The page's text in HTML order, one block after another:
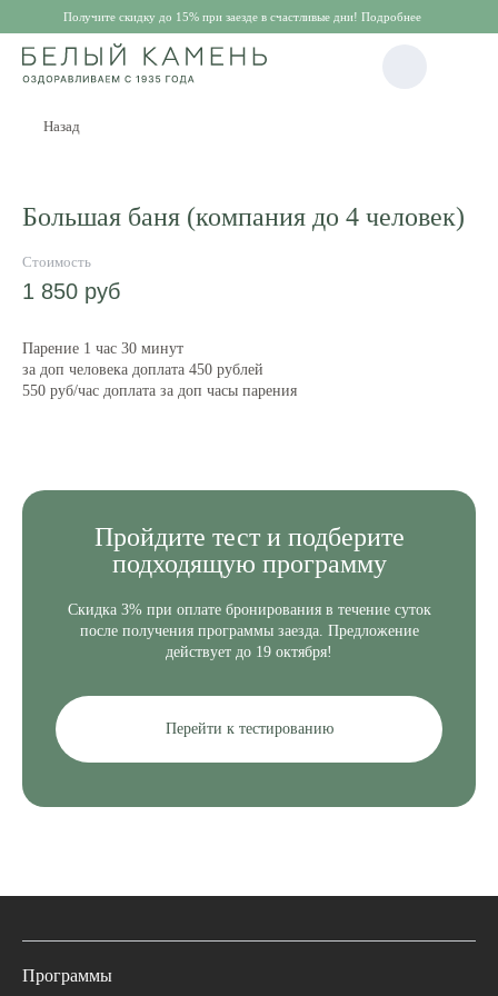
Получите скидку до 15% при заезде в счастливые дни! Подробнее
Назад
Большая баня (компания до 4 человек)
1 850 руб
Парение 1 час 30 минут
за доп человека доплата 450 рублей
550 руб/час доплата за доп часы парения
Пройдите тест и подберите
подходящую программу
Скидка 3% при оплате бронирования в течение суток
после получения программы заезда. Предложение
действует до 19 октября!
Перейти к тестированию
Программы